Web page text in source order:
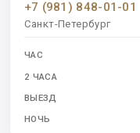
+7 (981) 848-01-01
Санкт-Петербург
ЧАС
2 ЧАСА
ВЫЕЗД
НОЧЬ